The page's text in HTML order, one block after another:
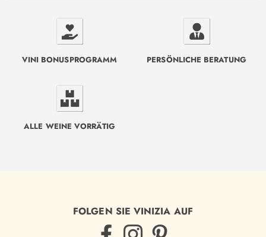
VINI BONUSPROGRAMM PERSÖNLICHE BERATUNG
ALLE WEINE VORRÄTIG
FOLGEN SIE VINIZIA AUF